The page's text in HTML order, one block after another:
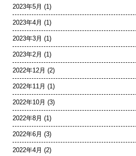
2023年5月 (1)
2023年4月 (1)
2023年3月 (1)
2023年2月 (1)
2022年12月 (2)
2022年11月 (1)
2022年10月 (3)
2022年8月 (1)
2022年6月 (3)
2022年4月 (2)